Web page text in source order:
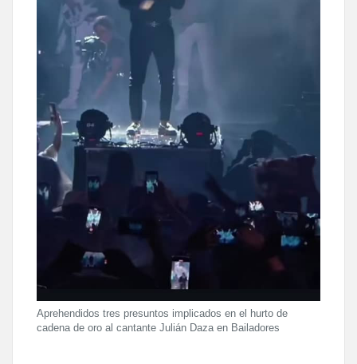
Aprehendidos tres presuntos implicados en el hurto de
cadena de oro al cantante Julián Daza en Bailadores